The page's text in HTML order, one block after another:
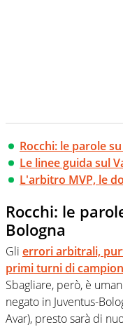
Rocchi: le parole
Le linee guida sul
L'arbitro MVP, le
Rocchi: le
Bologna
Gli errori arbitrali,
primi turni di
Sbagliare, però, è
negato in Juventus-
Avar), presto sarà di